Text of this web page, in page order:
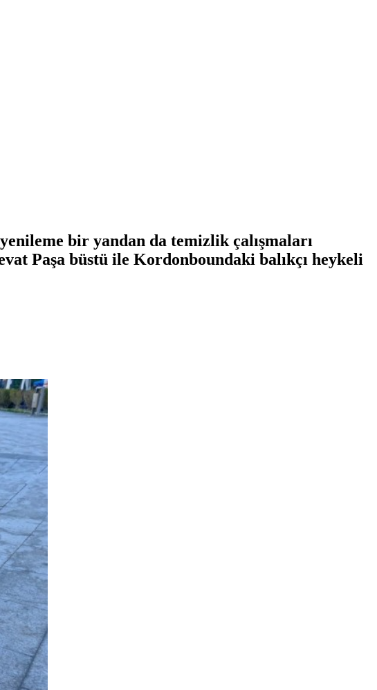
bir yandan da temizlik çalışmaları
Paşa büstü ile Kordonboundaki balıkçı heykeli